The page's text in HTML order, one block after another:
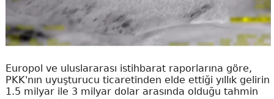
Europol ve uluslararası istihbarat raporlarına göre,
PKK'nın uyuşturucu ticaretinden elde ettiği yıllık gelirin
1.5 milyar ile 3 milyar dolar arasında olduğu tahmin